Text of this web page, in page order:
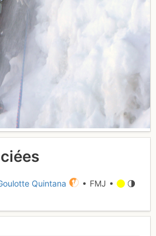
Quintana • FMJ •